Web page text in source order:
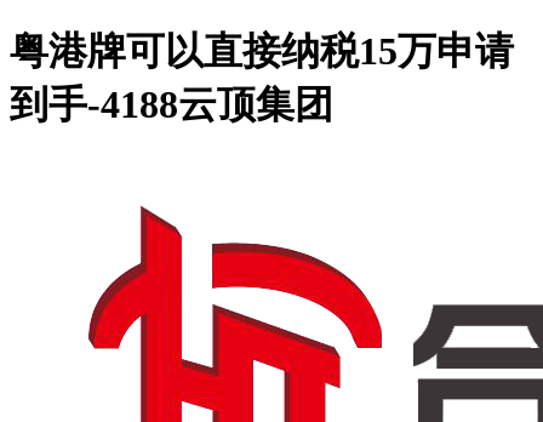
粤港牌可以直接纳税15万申请
到手-4188云顶集团